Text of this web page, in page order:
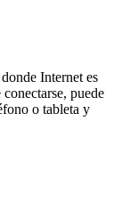
Internet es
puede
o tableta y